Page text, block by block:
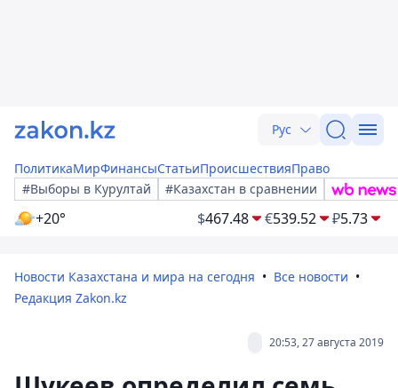
Рус
ПолитикаМирФинансыСтатьиПроисшествияПраво
#Выборы в Курултай
#Казахстан в сравнении
+20° $467.48 €539.52 ₽5.73
Новости Казахстана и мира на сегодня
Все новости
Редакция Zakon.kz
20:53, 27 августа 2019